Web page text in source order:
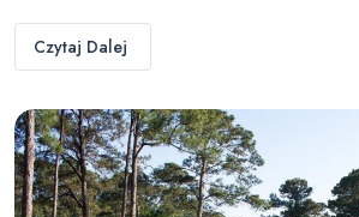
Czytaj Dalej